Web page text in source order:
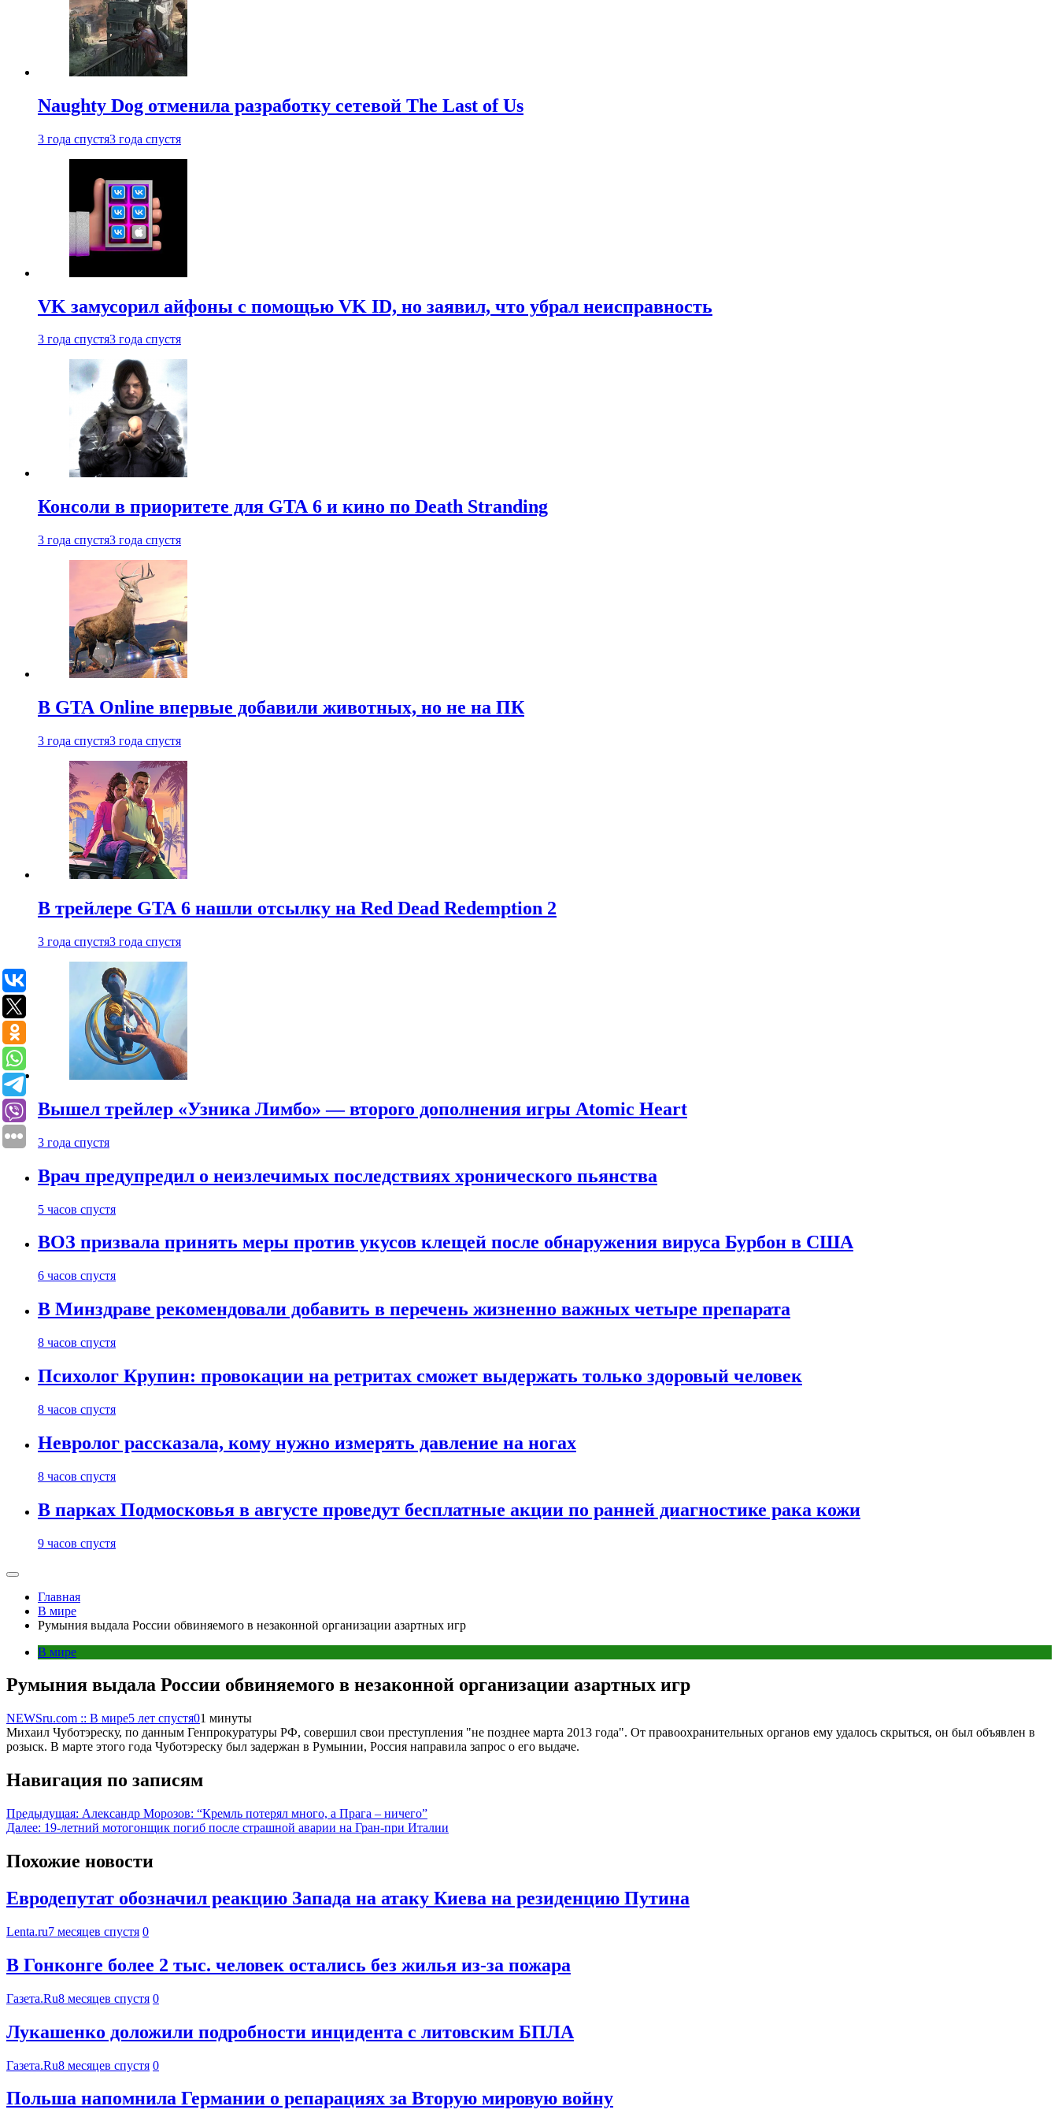
Naughty Dog отменила разработку сетевой The Last of Us
3 года спустя3 года спустя
VK замусорил айфоны с помощью VK ID, но заявил, что убрал неисправность
3 года спустя3 года спустя
Консоли в приоритете для GTA 6 и кино по Death Stranding
3 года спустя3 года спустя
В GTA Online впервые добавили животных, но не на ПК
3 года спустя3 года спустя
В трейлере GTA 6 нашли отсылку на Red Dead Redemption 2
3 года спустя3 года спустя
Вышел трейлер «Узника Лимбо» — второго дополнения игры Atomic Heart
3 года спустя
Врач предупредил о неизлечимых последствиях хронического пьянства
5 часов спустя
ВОЗ призвала принять меры против укусов клещей после обнаружения вируса Бурбон в США
6 часов спустя
В Минздраве рекомендовали добавить в перечень жизненно важных четыре препарата
8 часов спустя
Психолог Крупин: провокации на ретритах сможет выдержать только здоровый человек
8 часов спустя
Невролог рассказала, кому нужно измерять давление на ногах
8 часов спустя
В парках Подмосковья в августе проведут бесплатные акции по ранней диагностике рака кожи
9 часов спустя
Главная
В мире
Румыния выдала России обвиняемого в незаконной организации азартных игр
В мире
Румыния выдала России обвиняемого в незаконной организации азартных игр
NEWSru.com :: В мире5 лет спустя01 минуты
Михаил Чуботэреску, по данным Генпрокуратуры РФ, совершил свои преступления "не позднее марта 2013 года". От правоохранительных органов ему удалось скрыться, он был объявлен в
розыск. В марте этого года Чуботэреску был задержан в Румынии, Россия направила запрос о его выдаче.
Навигация по записям
Предыдущая: Александр Морозов: “Кремль потерял много, а Прага – ничего”
Далее: 19-летний мотогонщик погиб после страшной аварии на Гран-при Италии
Похожие новости
Евродепутат обозначил реакцию Запада на атаку Киева на резиденцию Путина
Lenta.ru7 месяцев спустя 0
В Гонконге более 2 тыс. человек остались без жилья из-за пожара
Газета.Ru8 месяцев спустя 0
Лукашенко доложили подробности инцидента с литовским БПЛА
Газета.Ru8 месяцев спустя 0
Польша напомнила Германии о репарациях за Вторую мировую войну